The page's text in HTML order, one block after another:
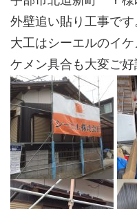
外壁追い貼り工事です
大工はシーエルのイ
ケメン具合も大変ご好